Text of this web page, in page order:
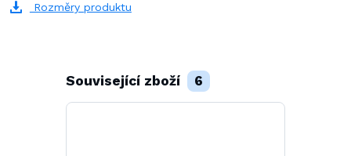
Rozměry produktu
Související zboží 6